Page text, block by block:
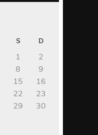
S D
1
2
8
9
15
16
22
23
29
30